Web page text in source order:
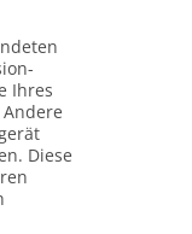
Ihres
Diese